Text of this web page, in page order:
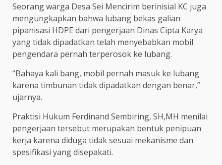
Seorang warga Desa Sei Mencirim berinisial KC juga
mengungkapkan bahwa lubang bekas galian
pipanisasi HDPE dari pengerjaan Dinas Cipta Karya
yang tidak dipadatkan telah menyebabkan mobil
pengendara pernah terperosok ke lubang.
“Bahaya kali bang, mobil pernah masuk ke lubang
karena timbunan tidak dipadatkan dengan benar,”
ujarnya.
Praktisi Hukum Ferdinand Sembiring, SH,MH menilai
pengerjaan tersebut merupakan bentuk penipuan
kerja karena diduga tidak sesuai mekanisme dan
spesifikasi yang disepakati.